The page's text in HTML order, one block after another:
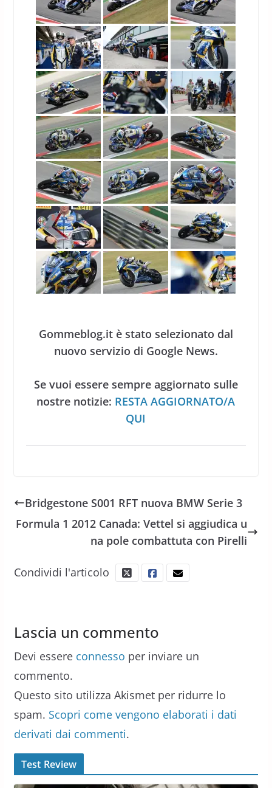
Gommeblog.it è stato selezionato dal
nuovo servizio di Google News.
Se vuoi essere sempre aggiornato sulle
nostre notizie: RESTA AGGIORNATO/A
QUI
Bridgestone S001 RFT nuova BMW Serie 3
Formula 1 2012 Canada: Vettel si aggiudica u
na pole combattuta con Pirelli
Condividi l'articolo
Lascia un commento
Devi essere connesso per inviare un
commento.
Questo sito utilizza Akismet per ridurre lo
spam. Scopri come vengono elaborati i dati
derivati dai commenti.
Test Review